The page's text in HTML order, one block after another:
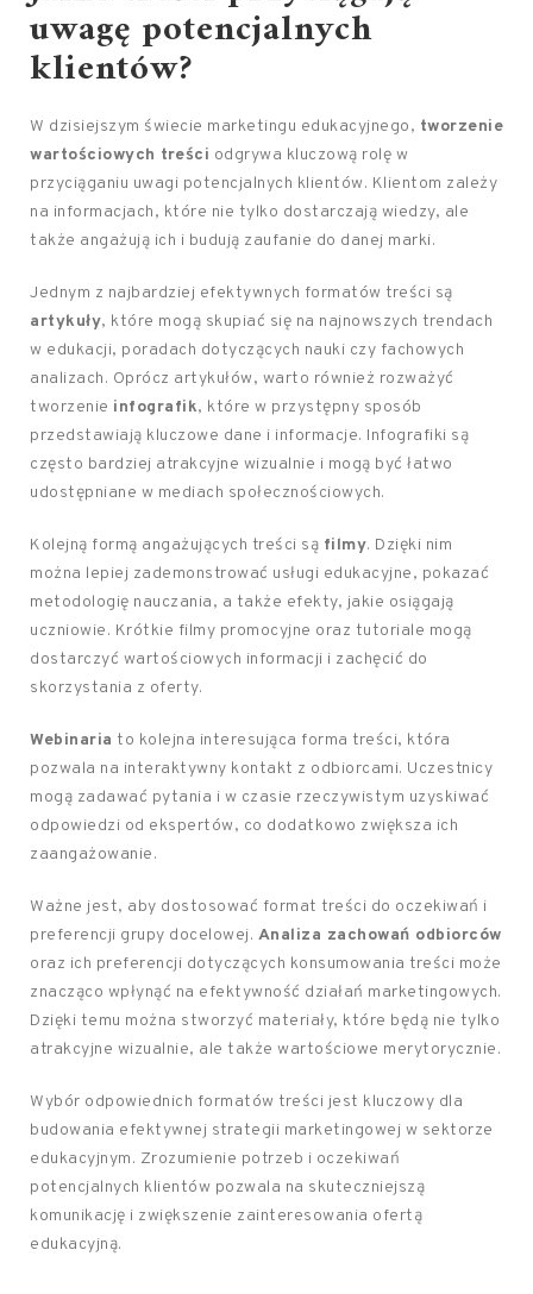
uwagę potencjalnych
klientów?
W dzisiejszym świecie marketingu edukacyjnego, tworzenie
wartościowych treści odgrywa kluczową rolę w
przyciąganiu uwagi potencjalnych klientów. Klientom zależy
na informacjach, które nie tylko dostarczają wiedzy, ale
także angażują ich i budują zaufanie do danej marki.
Jednym z najbardziej efektywnych formatów treści są
artykuły, które mogą skupiać się na najnowszych trendach
w edukacji, poradach dotyczących nauki czy fachowych
analizach. Oprócz artykułów, warto również rozważyć
tworzenie infografik, które w przystępny sposób
przedstawiają kluczowe dane i informacje. Infografiki są
często bardziej atrakcyjne wizualnie i mogą być łatwo
udostępniane w mediach społecznościowych.
Kolejną formą angażujących treści są filmy. Dzięki nim
można lepiej zademonstrować usługi edukacyjne, pokazać
metodologię nauczania, a także efekty, jakie osiągają
uczniowie. Krótkie filmy promocyjne oraz tutoriale mogą
dostarczyć wartościowych informacji i zachęcić do
skorzystania z oferty.
Webinaria to kolejna interesująca forma treści, która
pozwala na interaktywny kontakt z odbiorcami. Uczestnicy
mogą zadawać pytania i w czasie rzeczywistym uzyskiwać
odpowiedzi od ekspertów, co dodatkowo zwiększa ich
zaangażowanie.
Ważne jest, aby dostosować format treści do oczekiwań i
preferencji grupy docelowej. Analiza zachowań odbiorców
oraz ich preferencji dotyczących konsumowania treści może
znacząco wpłynąć na efektywność działań marketingowych.
Dzięki temu można stworzyć materiały, które będą nie tylko
atrakcyjne wizualnie, ale także wartościowe merytorycznie.
Wybór odpowiednich formatów treści jest kluczowy dla
budowania efektywnej strategii marketingowej w sektorze
edukacyjnym. Zrozumienie potrzeb i oczekiwań
potencjalnych klientów pozwala na skuteczniejszą
komunikację i zwiększenie zainteresowania ofertą
edukacyjną.